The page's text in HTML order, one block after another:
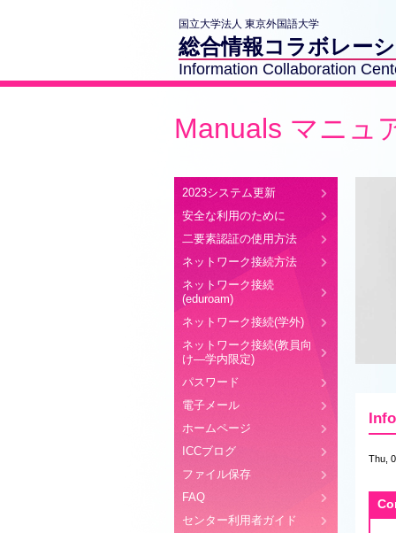
国立大学法人 東京外国語大学
総合情報コラボレー
Information Collaboration
Manuals マニュ
Thu,
2023システム更新
安全な利用のために
二要素認証の使用方法
ネットワーク接続方法
ネットワーク接続
(eduroam)
ネットワーク接続(学外)
ネットワーク接続(教員向
け―学内限定)
パスワード
電子メール
ホームページ
ICCブログ
ファイル保存
FAQ
センター利用者ガイド